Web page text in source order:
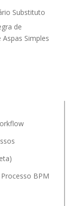
Substituto
de
Simples
BPM